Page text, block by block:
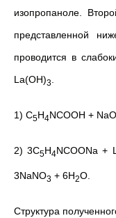
изопропаноле.
представленной
проводится в
La(OH)3
1) C5H4NCOOH +
2) 3C5H4NCOONa +
3NaNO3 + 6H2O.
Структура